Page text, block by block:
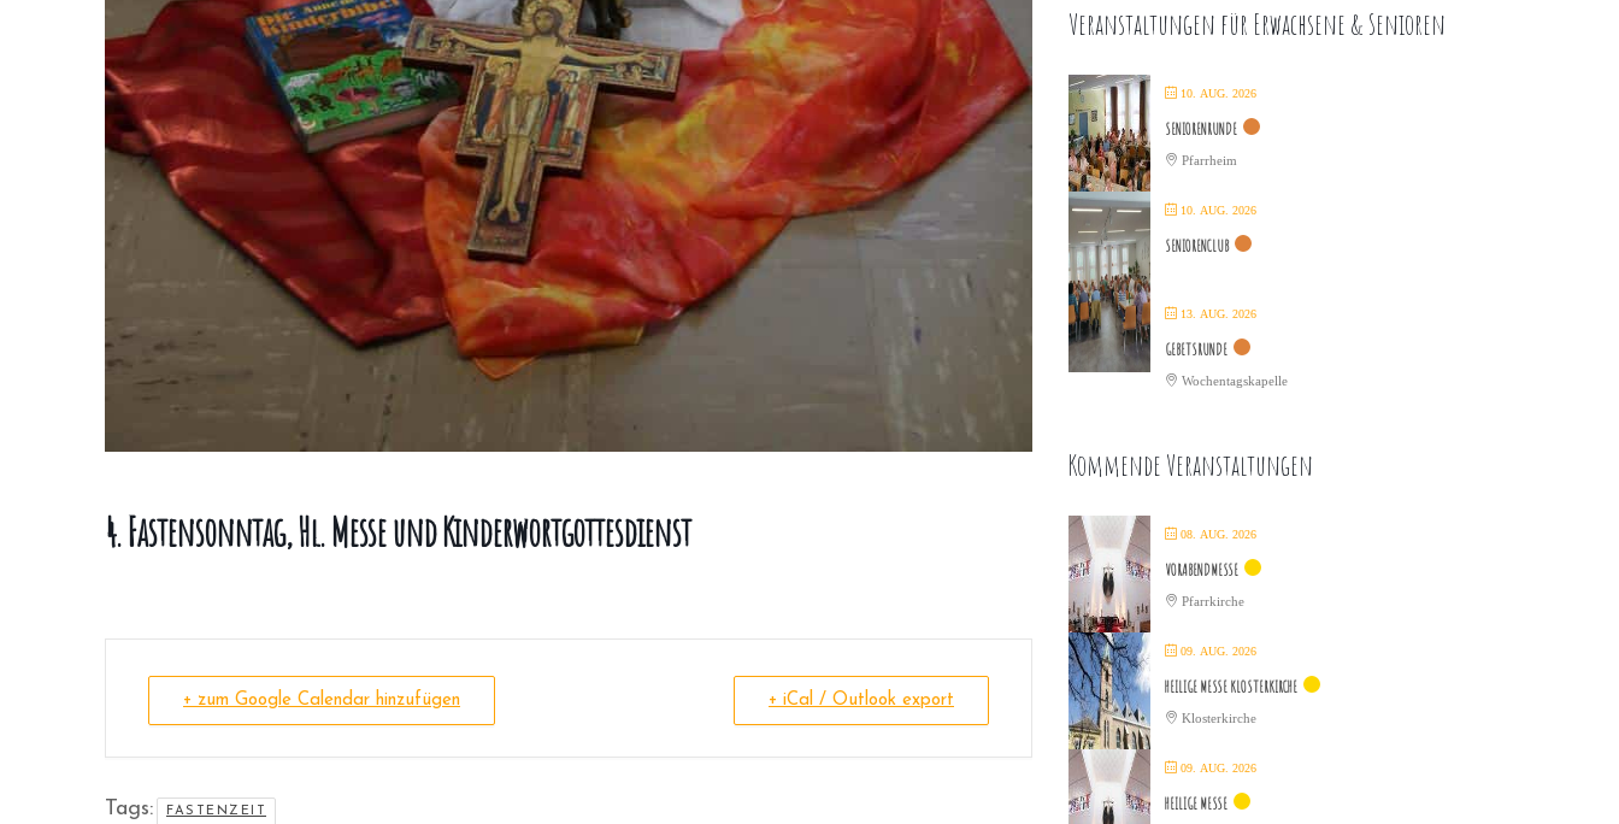
4. Fastensonntag, Hl. Messe und Kinderwortgottesdienst
+ zum Google Calendar hinzufügen + iCal / Outlook export
Tags: FASTENZEIT
Veranstaltungen für Erwachsene & Senioren
10. AUG. 2026
SENIORENRUNDE
Pfarrheim
10. AUG. 2026
SENIORENCLUB
13. AUG. 2026
GEBETSRUNDE
Wochentagskapelle
Kommende Veranstaltungen
08. AUG. 2026
VORABENDMESSE
Pfarrkirche
09. AUG. 2026
HEILIGE MESSE KLOSTERKIRCHE
Klosterkirche
09. AUG. 2026
HEILIGE MESSE